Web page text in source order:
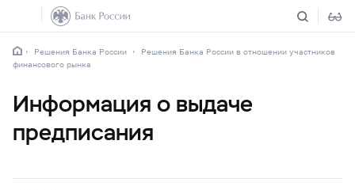
Решения Банка России
Решения Банка России в отношении участников
финансового рынка
Информация о выдаче
предписания